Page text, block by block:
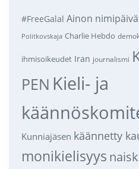
#FreeGalal Ainon
Politkovskaja Charlie Hebdo
ihmisoikeudet Iran journalismi
PEN Kieli- ja
Kunniajäsen käännetty
monikielisyys